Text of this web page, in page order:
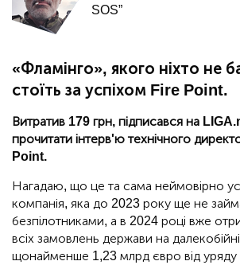
«Фламінго», якого ніхто не
стоїть за успіхом Fire Point.
SOS”
Витратив 179 грн, підписався на
прочитати інтерв'ю технічного
Point.
Нагадаю, що це та сама неймовірно
компанія, яка до 2023 року ще не
безпілотниками, а в 2024 році вже
всіх замовлень держави на
щонайменше 1,23 млрд євро від уряду